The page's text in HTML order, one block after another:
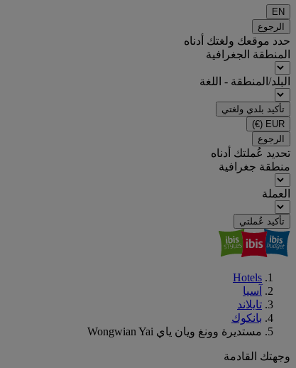
EN
الرجوع
حدد موقعك ولغتك أدناه
المنطقة الجغرافية
البلد/المنطقة - اللغة
تأكيد بلدي ولغتي
EUR
(€)
الرجوع
تحديد عُملتك أدناه
منطقة جغرافية
العملة
تأكيد عُملتي
Hotels
آسيا
تايلاند
بانكوك
مستديرة وونغ ويان ياي Wongwian Yai
وجهتك القادمة